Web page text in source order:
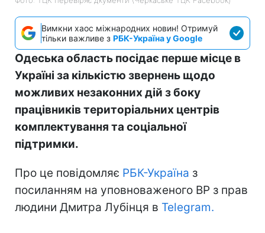
Вимкни хаос міжнародних новин! Отримуй
тільки важливе з РБК-Україна у Google
Одеська область посідає перше місце в
Україні за кількістю звернень щодо
можливих незаконних дій з боку
працівників територіальних центрів
комплектування та соціальної
підтримки.
Про це повідомляє РБК-Україна з
посиланням на уповноваженого ВР з прав
людини Дмитра Лубінця в Telegram.